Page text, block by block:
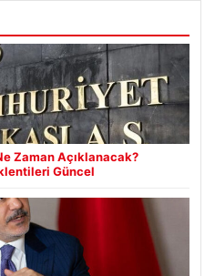
Zaman Açıklanacak?
Güncel